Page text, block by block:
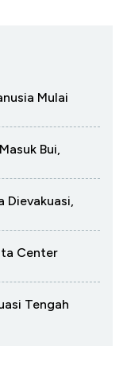
Mulai
Bui,
Center
Tengah